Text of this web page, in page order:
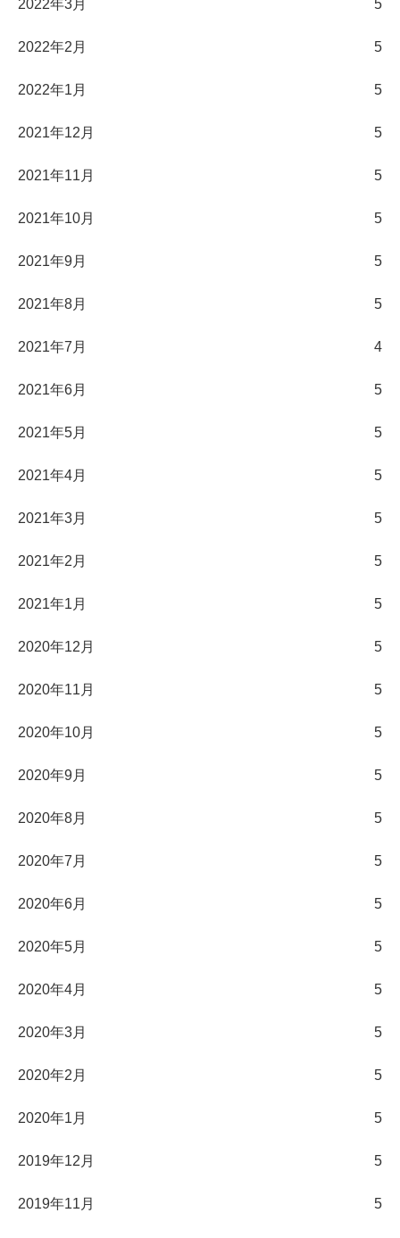
2022年3月 5
2022年2月 5
2022年1月 5
2021年12月 5
2021年11月 5
2021年10月 5
2021年9月 5
2021年8月 5
2021年7月 4
2021年6月 5
2021年5月 5
2021年4月 5
2021年3月 5
2021年2月 5
2021年1月 5
2020年12月 5
2020年11月 5
2020年10月 5
2020年9月 5
2020年8月 5
2020年7月 5
2020年6月 5
2020年5月 5
2020年4月 5
2020年3月 5
2020年2月 5
2020年1月 5
2019年12月 5
2019年11月 5